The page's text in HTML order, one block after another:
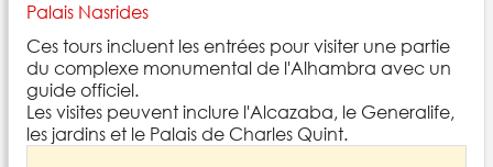
Palais Nasrides
Ces tours incluent les entrées pour visiter une partie
du complexe monumental de l'Alhambra avec un
guide officiel.
Les visites peuvent inclure l'Alcazaba, le Generalife,
les jardins et le Palais de Charles Quint.